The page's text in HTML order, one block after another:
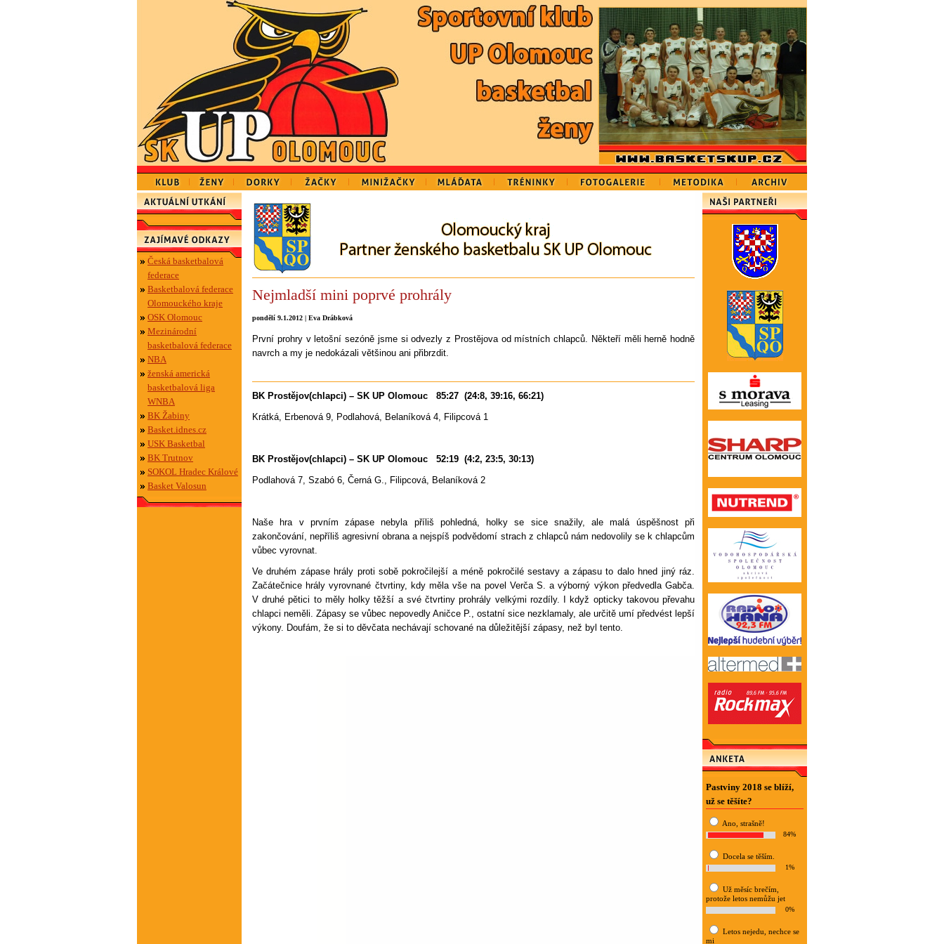
Česká basketbalová
federace
Basketbalová federace
Olomouckého kraje
OSK Olomouc
Mezinárodní
basketbalová federace
NBA
ženská americká
basketbalová liga
WNBA
BK Žabiny
Basket.idnes.cz
USK Basketbal
BK Trutnov
SOKOL Hradec Králové
Basket Valosun
Nejmladší mini poprvé prohrály
pondělí 9.1.2012 | Eva Drábková
První prohry v letošní sezóně jsme si odvezly z Prostějova od místních chlapců. Někteří měli herně hodně
navrch a my je nedokázali většinou ani přibrzdit.
BK Prostějov(chlapci) – SK UP Olomouc 85:27 (24:8, 39:16, 66:21)
Krátká, Erbenová 9, Podlahová, Belaníková 4, Filipcová 1
BK Prostějov(chlapci) – SK UP Olomouc 52:19 (4:2, 23:5, 30:13)
Podlahová 7, Szabó 6, Černá G., Filipcová, Belaníková 2
Naše hra v prvním zápase nebyla příliš pohledná, holky se sice snažily, ale malá úspěšnost při
zakončování, nepříliš agresivní obrana a nejspíš podvědomí strach z chlapců nám nedovolily se k chlapcům
vůbec vyrovnat.
Ve druhém zápase hrály proti sobě pokročilejší a méně pokročilé sestavy a zápasu to dalo hned jiný ráz.
Začátečnice hrály vyrovnané čtvrtiny, kdy měla vše na povel Verča S. a výborný výkon předvedla Gabča.
V druhé pětici to měly holky těžší a své čtvrtiny prohrály velkými rozdíly. I když opticky takovou převahu
chlapci neměli. Zápasy se vůbec nepovedly Aničce P., ostatní sice nezklamaly, ale určitě umí předvést lepší
výkony. Doufám, že si to děvčata nechávají schované na důležitější zápasy, než byl tento.
Pastviny 2018 se blíží,
už se těšíte?
Ano, strašně!
84%
Docela se těším.
1%
Už měsíc brečím,
protože letos nemůžu jet
0%
Letos nejedu, nechce se
mi